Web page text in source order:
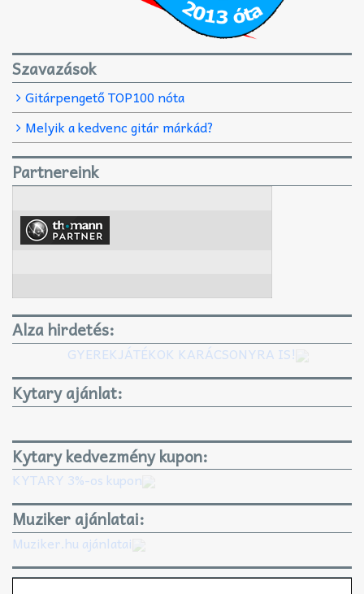
Szavazások
Gitárpengető TOP100 nóta
Melyik a kedvenc gitár márkád?
Partnereink
Alza hirdetés:
GYEREKJÁTÉKOK KARÁCSONYRA IS!
Kytary ajánlat:
Kytary kedvezmény kupon:
KYTARY 3%-os kupon
Muziker ajánlatai:
Muziker.hu ajánlatai